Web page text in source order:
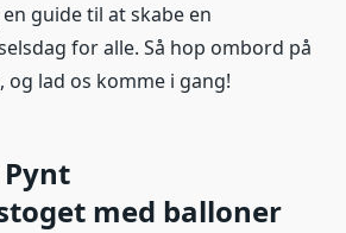
guide til at skabe en
for alle. Så hop ombord på
lad os komme i gang!
med balloner